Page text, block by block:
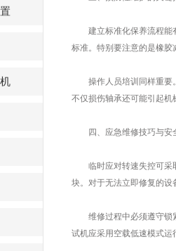
建立标准化保养流程能有
标准。特别要注意的是橡胶
操作人员培训同样重要。
不仅损伤轴承还可能引起机
四、应急维修技巧与安
临时应对转速失控可采取
块。对于无法立即修复的设
维修过程中必须遵守锁紧
试机应采用空载低速模式运